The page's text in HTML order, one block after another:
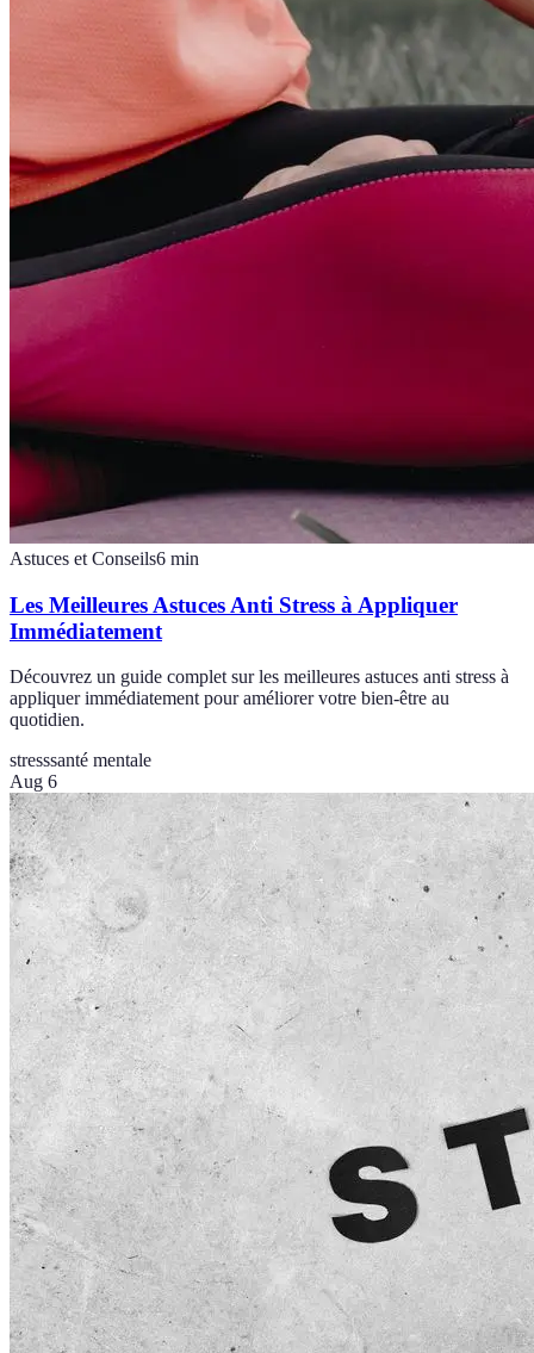
Astuces et Conseils6 min
Les Meilleures Astuces Anti Stress à Appliquer
Immédiatement
Découvrez un guide complet sur les meilleures astuces anti stress à
appliquer immédiatement pour améliorer votre bien-être au
quotidien.
stresssanté mentale
Aug 6